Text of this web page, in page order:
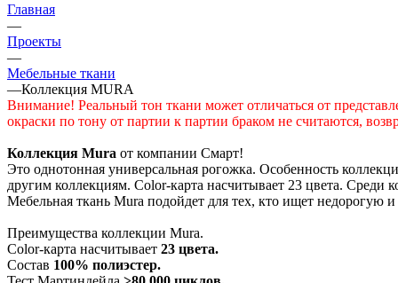
Главная
—
Проекты
—
Мебельные ткани
—Коллекция MURA
Внимание! Реальный тон ткани может отличаться от
окраски по тону от партии к партии браком не считаются,
Коллекция Mura от компании Смарт!
Это однотонная универсальная рогожка. Особенность
другим коллекциям. Color-карта насчитывает 23 цвета. Среди
Мебельная ткань Mura подойдет для тех, кто ищет недорогую
Преимущества коллекции Mura.
Color-карта насчитывает 23 цвета.
Состав 100% полиэстер.